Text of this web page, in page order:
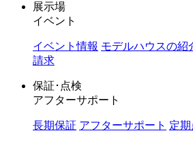
展示場
イベント
イベント情報 モデルハウスの紹
請求
保証･点検
アフターサポート
長期保証 アフターサポート 定